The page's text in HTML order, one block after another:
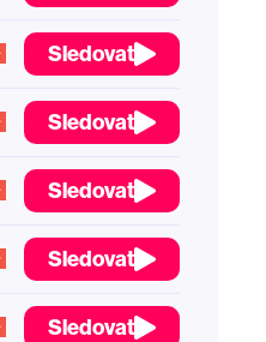
Sledovat
Sledovat
Sledovat
Sledovat
Sledovat